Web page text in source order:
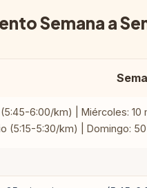
Semana a
6:00/km) | Miércoles:
(5:15-5:30/km) | Domingo: